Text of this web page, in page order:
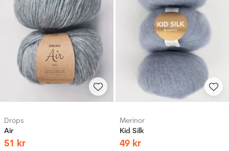
Drops
Air
51 kr
Merinor
Kid Silk
49 kr